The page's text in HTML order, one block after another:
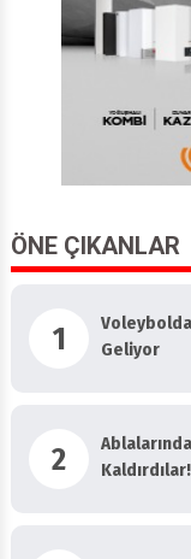
ÖNE ÇIKANLAR
1
Geliyor
2
Kaldırdılar!